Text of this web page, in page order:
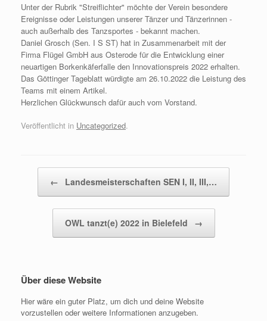
Unter der Rubrik "Streiflichter" möchte der Verein besondere
Ereignisse oder Leistungen unserer Tänzer und Tänzerinnen -
auch außerhalb des Tanzsportes - bekannt machen.
Daniel Grosch (Sen. I S ST) hat in Zusammenarbeit mit der
Firma Flügel GmbH aus Osterode für die Entwicklung einer
neuartigen Borkenkäferfalle den Innovationspreis 2022 erhalten.
Das Göttinger Tageblatt würdigte am 26.10.2022 die Leistung des
Teams mit einem Artikel.
Herzlichen Glückwunsch dafür auch vom Vorstand.
Veröffentlicht in Uncategorized.
Beitragsnavigation
← Landesmeisterschaften SEN I, II, III,…
OWL tanzt(e) 2022 in Bielefeld →
Über diese Website
Hier wäre ein guter Platz, um dich und deine Website
vorzustellen oder weitere Informationen anzugeben.